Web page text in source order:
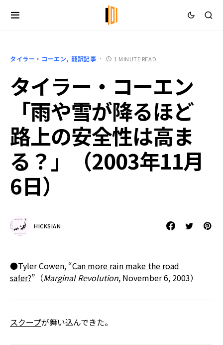
タイラー・コーエン 翻訳記事 1 MINUTE READ
タイラー・コーエン
「雨や雪が降るほど
路上の安全性は高ま
る？」（2003年11月
6日）
HICKSIAN
●Tyler Cowen, “Can more rain make the road
safer?”（Marginal Revolution, November 6, 2003）
スクープが舞い込んできた。